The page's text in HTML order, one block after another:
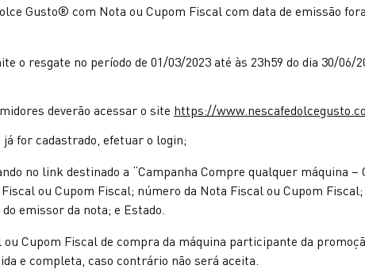
Gusto® com Nota ou Cupom Fiscal com data de emissão
o resgate no período de 01/03/2023 até às 23h59 do dia 30/
deverão acessar o site https://
for cadastrado, efetuar o login;
no link destinado a “Campanha Compre qualquer máquina –
ou Cupom Fiscal; número da Nota Fiscal ou Cupom
emissor da nota; e Estado.
Cupom Fiscal de compra da máquina participante da
e completa, caso contrário não será aceita.